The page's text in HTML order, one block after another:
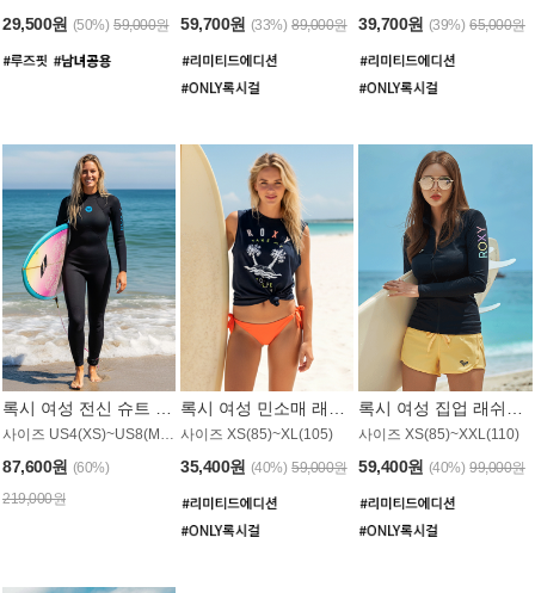
29,500원 (50%) 59,000원 59,700원 (33%) 89,000원 39,700원 (39%) 65,000원
87,600원 (60%)
219,000원
사이즈 XS(85)~XL(105)
35,400원 (40%) 59,000원
사이즈 XS(85)~XXL(110)
59,400원 (40%) 99,000원